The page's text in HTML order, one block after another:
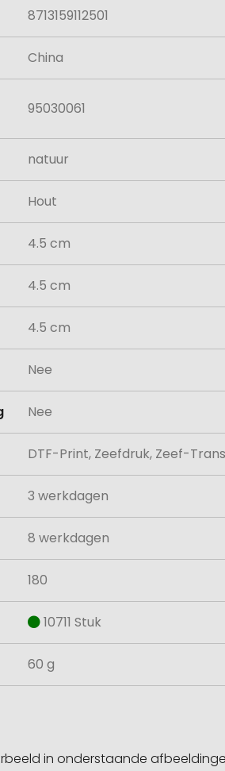
8713159112501
China
95030061
natuur
Hout
4.5 cm
4.5 cm
4.5 cm
Nee
Nee
DTF-Print, Zeefdruk, Zeef-
3 werkdagen
8 werkdagen
180
10711 Stuk
60 g
in onderstaande